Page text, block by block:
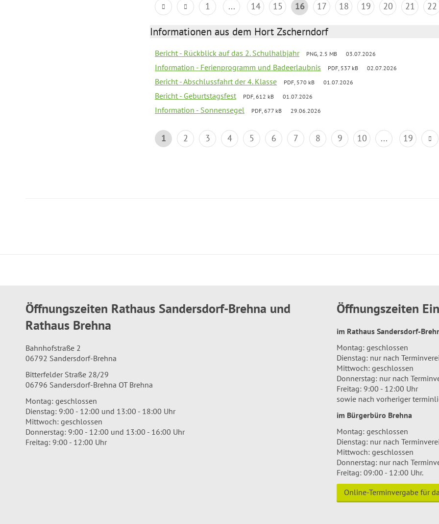
1 ... 14 15 16 17 18 19 20 21 22
Informationen aus dem Hort Zscherndorf
Bericht - Rückblick auf das 2. Schulhalbjahr PNG, 2.5 MB 03.07.2026
Information - Ferienprogramm und Badeerlaubnis PDF, 537 kB 02.07.2026
Bericht - Abschlussfahrt der 4. Klasse PDF, 570 kB 01.07.2026
Bericht - Geburtstagsfest PDF, 612 kB 01.07.2026
Information - Sonnensegel PDF, 677 kB 29.06.2026
1 2 3 4 5 6 7 8 9 10 ... 19
Öffnungszeiten Rathaus Sandersdorf-Brehna und
Rathaus Brehna
Bahnhofstraße 2
06792 Sandersdorf-Brehna
Bitterfelder Straße 28/29
06796 Sandersdorf-Brehna OT Brehna
Montag: geschlossen
Dienstag: 9:00 - 12:00 und 13:00 - 18:00 Uhr
Mittwoch: geschlossen
Donnerstag: 9:00 - 12:00 und 13:00 - 16:00 Uhr
Freitag: 9:00 - 12:00 Uhr
Öffnungszeiten
im Rathaus Sandersdorf-
Montag: geschlossen
Dienstag: nur nach
Mittwoch: geschlossen
Donnerstag: nur nach
Freitag: 9:00 - 12:00 Uhr
sowie nach vorheriger
im Bürgerbüro Brehna
Montag: geschlossen
Dienstag: nur nach
Mittwoch: geschlossen
Donnerstag: nur nach
Freitag: 09:00 - 12:00 Uhr.
Online-Terminvergabe für